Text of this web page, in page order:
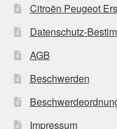
Citroën Peugeot
Datenschutz-
AGB
Beschwerden
Impressum